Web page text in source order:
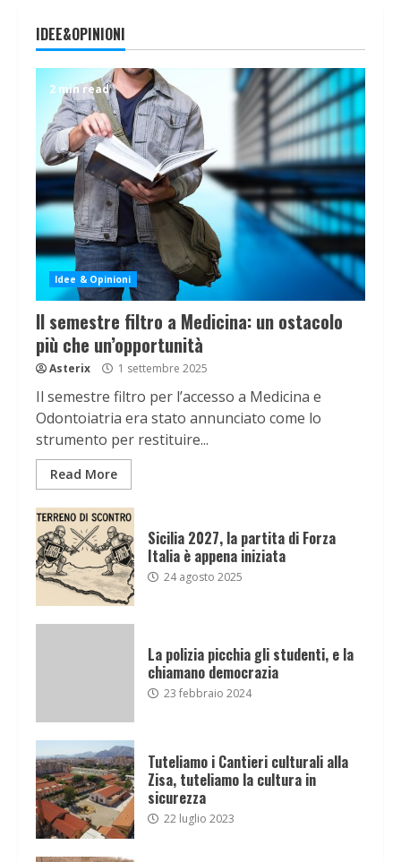
IDEE&OPINIONI
2 min read
Idee & Opinioni
Il semestre filtro a Medicina: un ostacolo
più che un’opportunità
Asterix 1 settembre 2025
Il semestre filtro per l’accesso a Medicina e
Odontoiatria era stato annunciato come lo
strumento per restituire...
Read More
Sicilia 2027, la partita di Forza
Italia è appena iniziata
24 agosto 2025
La polizia picchia gli studenti, e la
chiamano democrazia
23 febbraio 2024
Tuteliamo i Cantieri culturali alla
Zisa, tuteliamo la cultura in
sicurezza
22 luglio 2023